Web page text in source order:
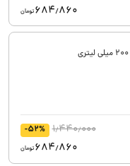
684٫860تومان
1٫440٫000 -52%
684٫860تومان